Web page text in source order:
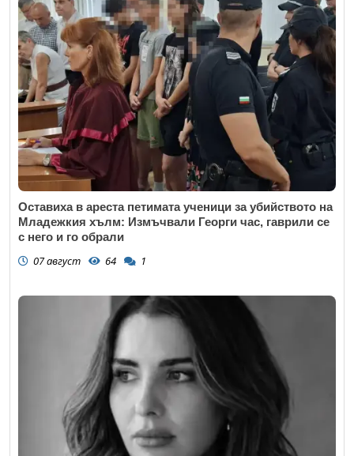
Оставиха в ареста петимата ученици за убийството на
Младежкия хълм: Измъчвали Георги час, гаврили се
с него и го обрали
07 август 64 1